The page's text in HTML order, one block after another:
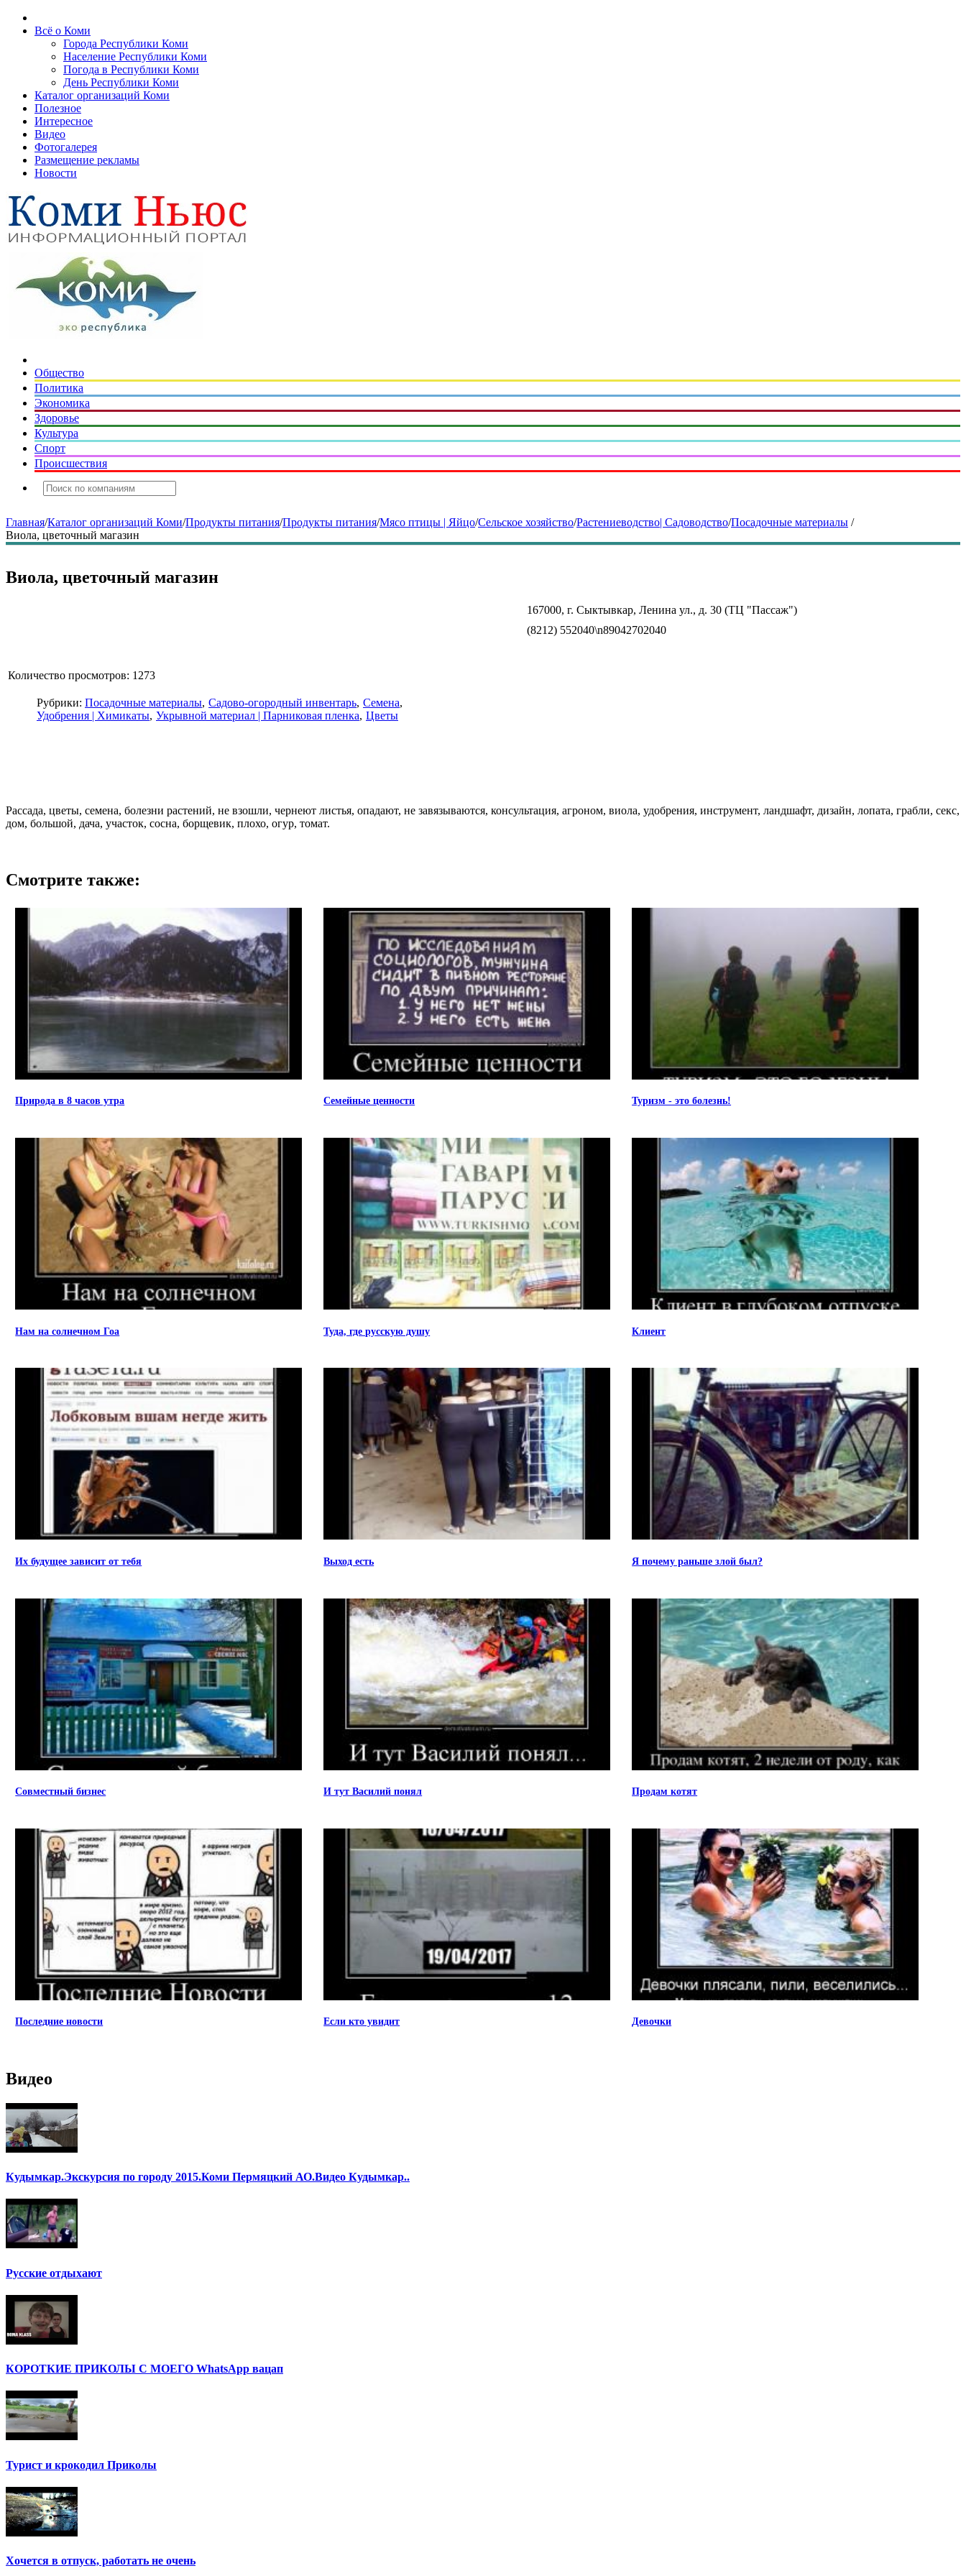
Всё о Коми
Города Республики Коми
Население Республики Коми
Погода в Республики Коми
День Республики Коми
Каталог организаций Коми
Полезное
Интересное
Видео
Фотогалерея
Размещение рекламы
Новости
Общество
Политика
Экономика
Здоровье
Культура
Спорт
Происшествия
Главная/Каталог организаций Коми/Продукты питания/Продукты питания/Мясо птицы | Яйцо/Сельское хозяйство/Растениеводство| Садоводство/Посадочные материалы /
Виола, цветочный магазин
Виола, цветочный магазин
Количество просмотров: 1273
Рубрики: Посадочные материалы Садово-огородный инвентарь Семена
Удобрения | Химикаты Укрывной материал | Парниковая пленка Цветы
167000, г. Сыктывкар, Ленина ул., д. 30 (ТЦ "Пассаж")
(8212) 552040\n89042702040
Рассада, цветы, семена, болезни растений, не взошли, чернеют листья, опадают, не завязываются, консультация, агроном, виола, удобрения, инструмент, ландшафт, дизайн, лопата, грабли, секс,
дом, большой, дача, участок, сосна, борщевик, плохо, огур, томат.
Смотрите также:
Природа в 8 часов утра Семейные ценности Туризм - это болезнь!
Нам на солнечном Гоа Туда, где русскую душу Клиент
Их будущее зависит от тебя Выход есть Я почему раньше злой был?
Совместный бизнес И тут Василий понял Продам котят
Последние новости Если кто увидит Девочки
Видео
Кудымкар.Экскурсия по городу 2015.Коми Пермяцкий АО.Видео Кудымкар..
Русские отдыхают
КОРОТКИЕ ПРИКОЛЫ С МОЕГО WhatsApp вацап
Турист и крокодил Приколы
Хочется в отпуск, работать не очень